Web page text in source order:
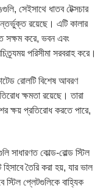
সেইসাথে ধাতব টেক্সচার
রয়েছে। এটি কালার
সক্ষম করে, ভবন এবং
পরিসীমা সরবরাহ করে।
রোলটি বিশেষ আবরণ
ক্ষমতা রয়েছে। তারা
ক্ষয় প্রতিরোধ করতে পারে,
সাধারণত কোল্ড-রোল্ড স্টিল
তৈরি করা হয়, যার ভাল
স্টিল প্লেটগুলিকে বাহ্যিক